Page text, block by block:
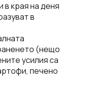
в края на деня
в
(нещо
усилия са
печено